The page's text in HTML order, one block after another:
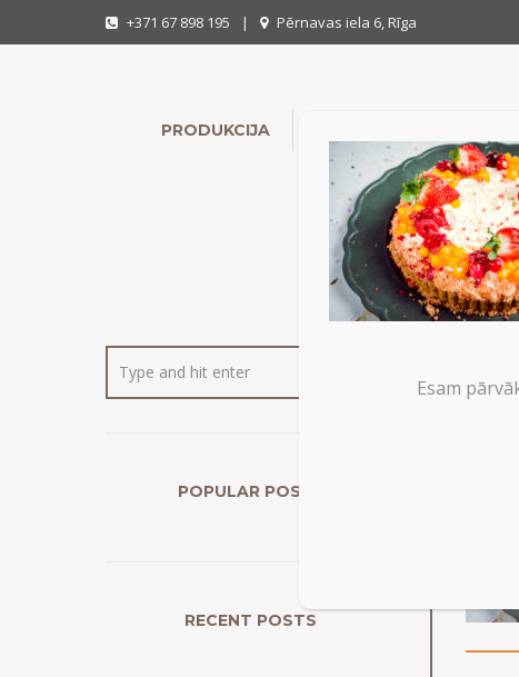
+371 67 898 195 | Pērnavas iela 6, Rīga
PRODUKCIJA
POPULAR POSTS
RECENT POSTS
Esam